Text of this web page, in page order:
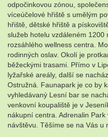
odpočinkovou zónou,
víceúčelové hřiště s umělým
hřiště, dětské hřiště a
služeb hotelu vzdáleném
rozsáhlého wellness centra.
rodinných oslav. Okolí je
běžeckými trasami. Přímo v
lyžařské areály, další se
Ostružná. Faunapark je co by
vyhledávaný Lesní bar se
venkovní koupaliště je v
nákupní centra. Adrenalin
návštěvu. Těšíme se na Vás u